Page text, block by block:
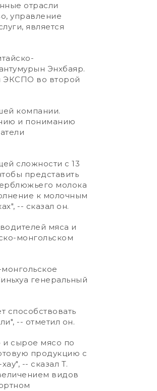
отрасли
управление
является
Энхбаяр.
ЭКСПО во второй
компании.
и пониманию
сложности с 13
представить
молока
к молочным
-- сказал он.
мяса и
монгольском
генеральный
способствовать
-- отметил он.
сырое мясо по
продукцию с
-- сказал Т.
видов